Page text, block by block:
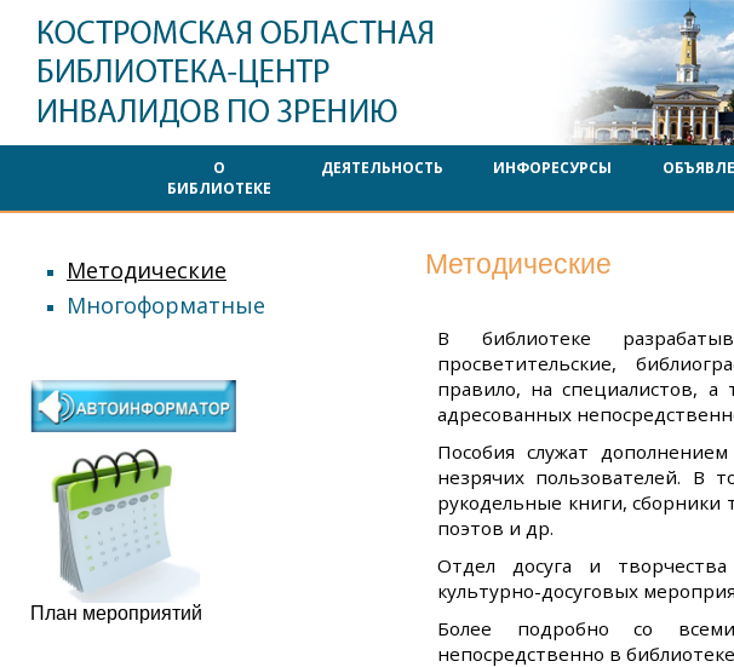
О
БИБЛИОТЕКЕ
ДЕЯТЕЛЬНОСТЬ ИНФОРЕСУРСЫ
Методические
Многоформатные
План мероприятий
Методические
В библиотеке
просветительские,
правило, на специалистов, а
адресованных
Пособия служат
незрячих пользователей. В
рукодельные книги, сборники
поэтов и др.
Отдел досуга и
культурно-досуговых
Более подробно со
непосредственно в